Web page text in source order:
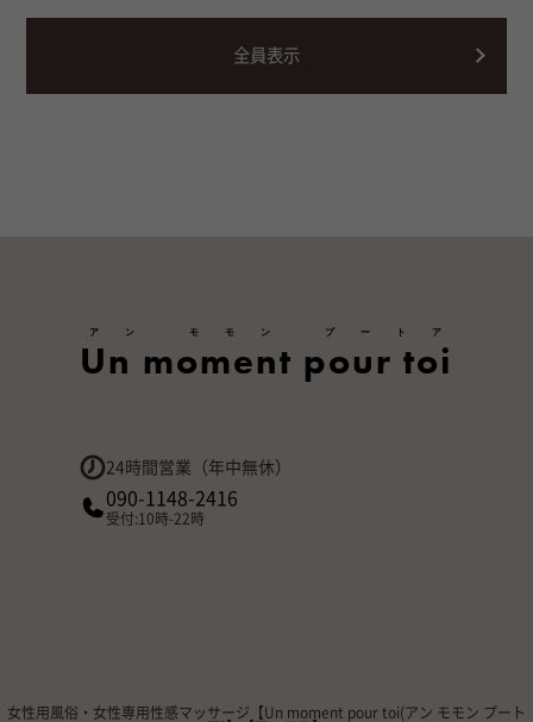
全員表示
Un moment pour toi
アン モモン プートア
24時間営業（年中無休）
090-1148-2416
受付:10時-22時
女性用風俗・女性専用性感マッサージ【Un moment pour toi(アン モモン プート